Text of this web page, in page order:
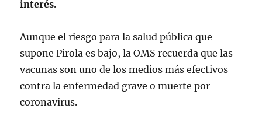
interés.
Aunque el riesgo para la salud pública que
supone Pirola es bajo, la OMS recuerda que las
vacunas son uno de los medios más efectivos
contra la enfermedad grave o muerte por
coronavirus.